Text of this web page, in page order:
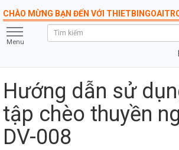
CHÀO MỪNG BẠN ĐẾN VỚI
Menu
Hướng dẫn sử
tập chèo thuyền
DV-008